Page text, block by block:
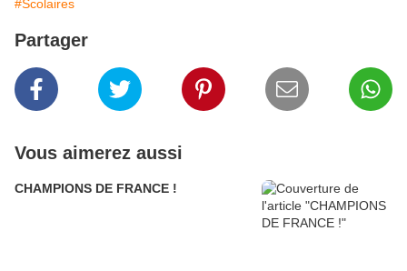
#Scolaires
Partager
Vous aimerez aussi
CHAMPIONS DE FRANCE !